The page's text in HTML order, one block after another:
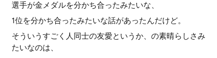
選手が金メダルを分かち合ったみたいな、
1位を分かち合ったみたいな話があったんだけど。
そういうすごく人同士の友愛というか、の素晴らしさみ
たいなのは、